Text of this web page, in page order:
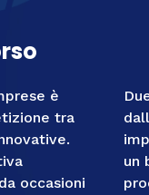
è
tra
occasioni
un